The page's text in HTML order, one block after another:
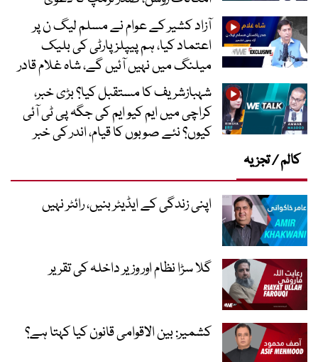
آزاد کشیر کے عوام نے مسلم لیگ ن پر
اعتماد کیا، ہم پیپلز پارٹی کی بلیک
میلنگ میں نہیں آئیں گے، شاہ غلام قادر
شہبازشریف کا مستقبل کیا؟ بڑی خبر،
کراچی میں ایم کیو ایم کی جگہ پی ٹی آئی
کیوں؟ نئے صوبوں کا قیام، اندر کی خبر
کالم / تجزیہ
اپنی زندگی کے ایڈیٹر بنیں، رائٹر نہیں
گلا سڑا نظام اور وزیر داخلہ کی تقریر
کشمیر: بین الاقوامی قانون کیا کہتا ہے؟